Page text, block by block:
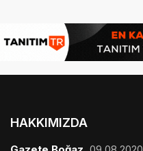
HAKKIMIZDA